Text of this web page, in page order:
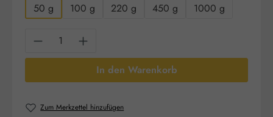
50 g 100 g 220 g 450 g 1000 g
Produkt Anzahl: Gib den gewünschten
In den Warenkorb
Zum Merkzettel hinzufügen